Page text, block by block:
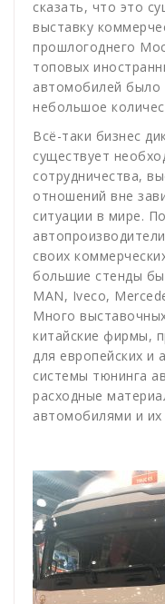
сказать, что это
выставку
прошлогоднего
топовых
автомобилей было
небольшое
Всё-таки бизнес
существует
сотрудничества,
отношений вне
ситуации в мире.
своих
большие стенды
MAN, Iveco,
Много
китайские фирмы,
для европейских и
системы тюнинга
расходные
автомобилями и их